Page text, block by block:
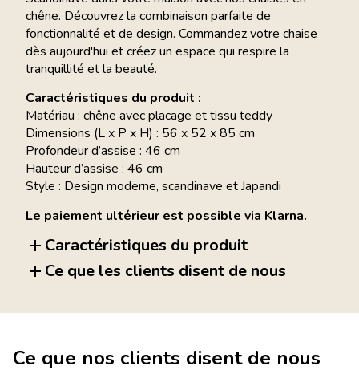
chêne. Découvrez la combinaison parfaite de
fonctionnalité et de design. Commandez votre chaise
dès aujourd'hui et créez un espace qui respire la
tranquillité et la beauté.
Caractéristiques du produit :
Matériau : chêne avec placage et tissu teddy
Dimensions (L x P x H) : 56 x 52 x 85 cm
Profondeur d’assise : 46 cm
Hauteur d’assise : 46 cm
Style : Design moderne, scandinave et Japandi
Le paiement ultérieur est possible via Klarna.
Caractéristiques du produit
Ce que les clients disent de nous
Ce que nos clients disent de nous